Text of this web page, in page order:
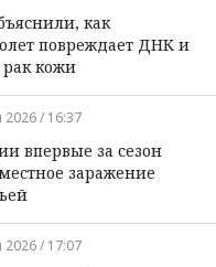
как
повреждает ДНК и
кожи
/ 16:37
впервые за сезон
заражение
2026 / 17:07